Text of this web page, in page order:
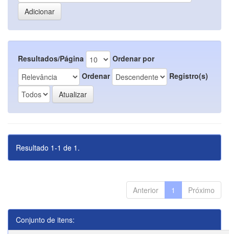
Resultados/Página
Ordenar por
Ordenar
Registro(s)
Resultado 1-1 de 1.
Anterior 1 Próximo
Conjunto de itens: